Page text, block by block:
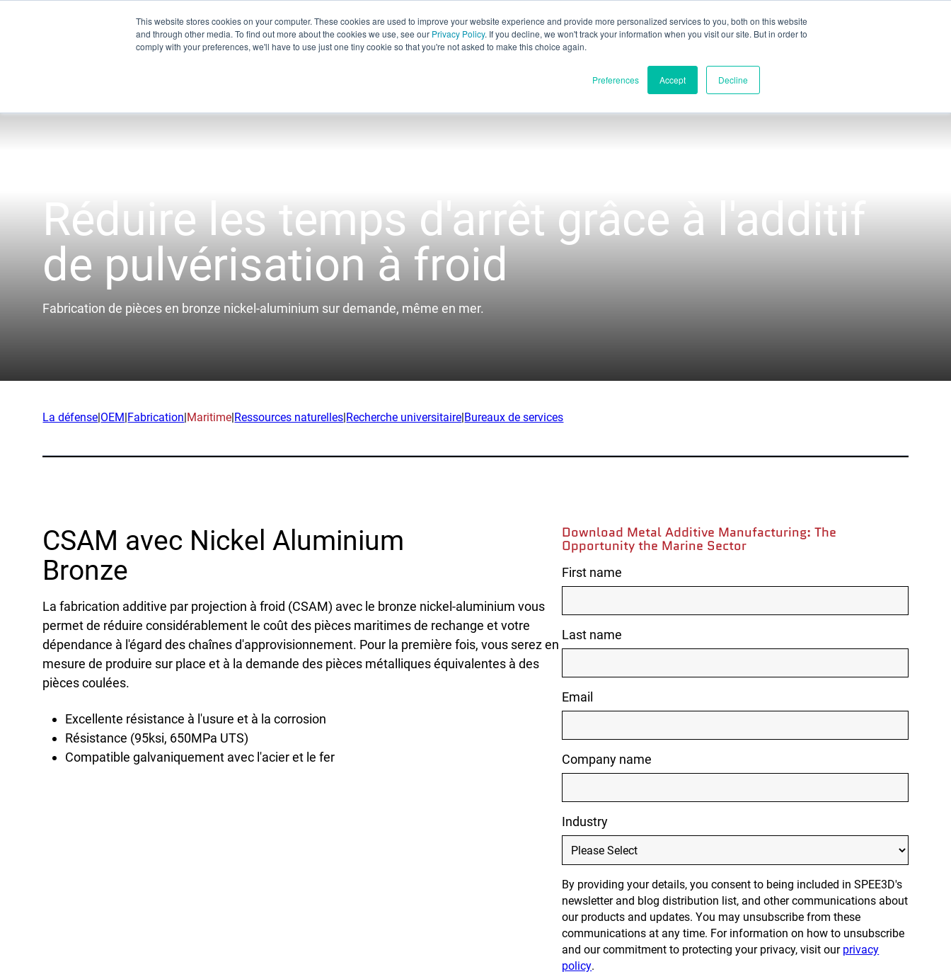
This website stores cookies on your computer. These cookies are used to improve your website experience and provide more personalized services to you, both on this website
and through other media. To find out more about the cookies we use, see our Privacy Policy. If you decline, we won't track your information when you visit our site. But in order to
comply with your preferences, we'll have to use just one tiny cookie so that you're not asked to make this choice again.
Preferences Accept Decline
Français
Deutsch
Évaluation partielle Contact
Notre équipe
Partenaires
Carrières
XSPEE3D
WarpSPEE3D
LightSPEE3D
Recherche
OEM
Ressources naturelles
Recherche universitaire
Bureaux de services
Ressources
Blog
Salons et webinaires
Études de cas
Évaluation partielle
FAQ
Demandes de renseignements
Inscription au bulletin
Soutien à la clientèle
Darwin, NT, Australie
Téléphone :+44 (808) 196-2931
Suivez-nous
Réduire les temps d'arrêt grâce à l'additif
de pulvérisation à froid
Fabrication de pièces en bronze nickel-aluminium sur demande, même en mer.
La défense|OEM|Fabrication|Maritime|Ressources naturelles|Recherche universitaire|Bureaux de services
CSAM avec Nickel Aluminium
Bronze
La fabrication additive par projection à froid (CSAM) avec le bronze nickel-aluminium vous
permet de réduire considérablement le coût des pièces maritimes de rechange et votre
dépendance à l'égard des chaînes d'approvisionnement. Pour la première fois, vous serez en
mesure de produire sur place et à la demande des pièces métalliques équivalentes à des
pièces coulées.
Excellente résistance à l'usure et à la corrosion
Résistance (95ksi, 650MPa UTS)
Compatible galvaniquement avec l'acier et le fer
Download Metal Additive Manufacturing: The
Opportunity the Marine Sector
First name
Last name
Email
Company name
Industry
By providing your details, you consent to being included in SPEE3D's
newsletter and blog distribution list, and other communications about
our products and updates. You may unsubscribe from these
communications at any time. For information on how to unsubscribe
and our commitment to protecting your privacy, visit our privacy
policy.